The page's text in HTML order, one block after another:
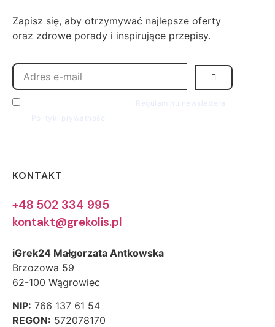
KONTAKT
+48 502 334 995
kontakt@grekolis.pl
iGrek24 Małgorzata Antkowska
Brzozowa 59
62-100 Wągrowiec
NIP: 766 137 61 54
REGON: 572078170
Zapisz się, aby otrzymywać najlepsze oferty
oraz zdrowe porady i inspirujące przepisy.
Regulaminu newslettera
Polityki prywatności